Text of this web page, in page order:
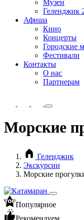
Музеи
Геленджик
Афиша
Кино
Концерты
Городские
Фестивали
Контакты
О нас
Партнерам
Морские
Геленджик
Экскурсии
Морские
Популярное
Рекомендуем